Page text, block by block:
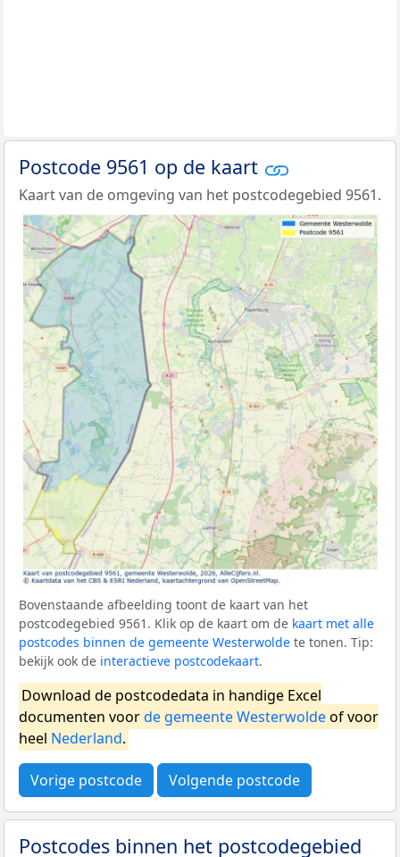
Postcode 9561 op de kaart
Kaart van de omgeving van het postcodegebied 9561.
Bovenstaande afbeelding toont de kaart van het
postcodegebied 9561. Klik op de kaart om de kaart met alle
postcodes binnen de gemeente Westerwolde te tonen. Tip:
bekijk ook de interactieve postcodekaart.
Download de postcodedata in handige Excel
documenten voorde gemeente Westerwoldeof voor
heel Nederland.
Vorige postcode Volgende postcode
Postcodes binnen het postcodegebied